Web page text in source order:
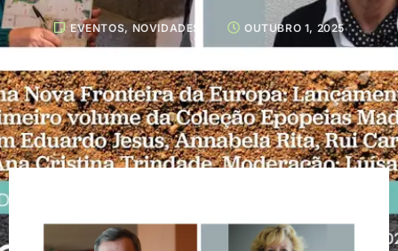
EVENTOS, NOVIDADES OUTUBRO 1, 2025